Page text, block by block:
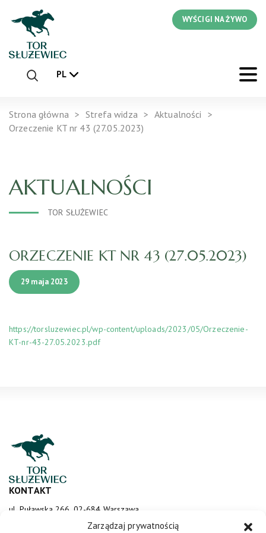
Zarządzaj prywatnością
WYŚCIGI NA ŻYWO
PL
Strona główna Strefa widza
Aktualności
Orzeczenie KT nr 43 (27.05.2023)
AKTUALNOŚCI
TOR SŁUŻEWIEC
ORZECZENIE KT NR 43 (27.05.2023)
29 maja 2023
https://torsluzewiec.pl/wp-content/uploads/2023/05/Orzeczenie-
KT-nr-43-27.05.2023.pdf
KONTAKT
ul. Puławska 266, 02-684 Warszawa
sluzewiec@totalizator.pl